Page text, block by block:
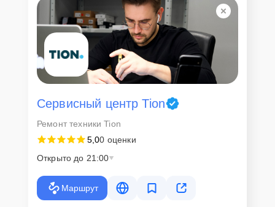
Сервисный центр Tion
Ремонт техники Tion
5,00 оценки
Открыто до 21:00
Маршрут